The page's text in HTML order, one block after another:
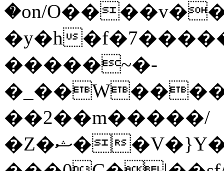
�on/
�y�h
�����~�-
��2��m�����/
�Z�ޝ��V�}Y�I�ծ�O�����S��]z��w��7�޷�����h���u��7w.ϻ���8X��ͮ�����W�dm�Jߜ��q/>?